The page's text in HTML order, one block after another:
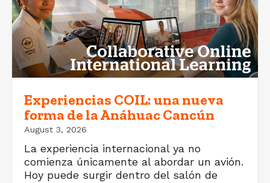
Experiencias COIL: una nueva
forma de la Anáhuac Cancún
August 3, 2026
La experiencia internacional ya no
comienza únicamente al abordar un avión.
Hoy puede surgir dentro del salón de